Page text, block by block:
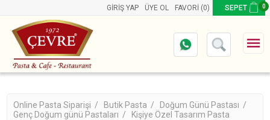
GIRIŞ YAP ÜYE OL FAVORI (0) SEPET 0
Online Pasta Siparişi / Butik Pasta /
Doğum Günü Pastası /
Genç Doğum günü Pastaları /
Kişiye Özel Tasarım Pasta